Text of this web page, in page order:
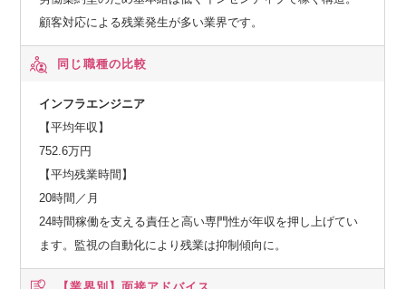
顧客対応による残業発生が多い業界です。
同じ職種の比較
インフラエンジニア
【平均年収】
752.6万円
【平均残業時間】
20時間／月
24時間稼働を支える責任と高い専門性が年収を押し上げてい
ます。監視の自動化により残業は抑制傾向に。